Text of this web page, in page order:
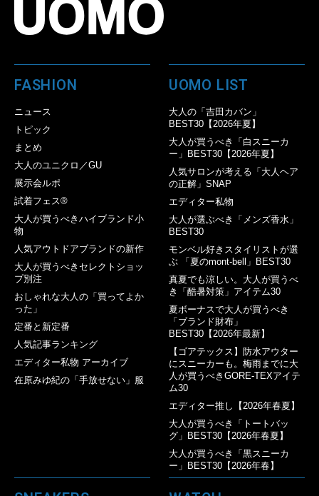
FASHION
ニュース
トピック
まとめ
大人のユニクロ／GU
展示会ルポ
試着フェス®︎
大人が買うべきハイブランド小
物
人気アウトドアブランドの新作
大人が買うべきセレクトショッ
プ別注
おしゃれな大人の「買ってよか
った」
定番と新定番
人気記事ランキング
エディター私物 アーカイブ
在原みゆ紀の「手放せない」服
UOMO LIST
大人の「吉田カバン」
BEST30【2026年夏】
大人が買うべき「白スニーカ
ー」BEST30【2026年夏】
人気サロンが考える「大人ヘア
の正解」SNAP
エディター私物
大人が選ぶべき「メンズ香水」
BEST30
モンベル好きスタイリストが選
ぶ 「夏のmont-bell」BEST30
真夏でも涼しい。大人が買うべ
き「酷暑対策」アイテム30
夏ボーナスで大人が買うべき
「ブランド財布」
BEST30【2026年最新】
【ゴアテックス】防水アウター
にスニーカーも。梅雨までに大
人が買うべきGORE-TEXアイテ
ム30
エディター推し【2026年春夏】
大人が買うべき「トートバッ
グ」BEST30【2026年春夏】
大人が買うべき「黒スニーカ
ー」BEST30【2026年春】